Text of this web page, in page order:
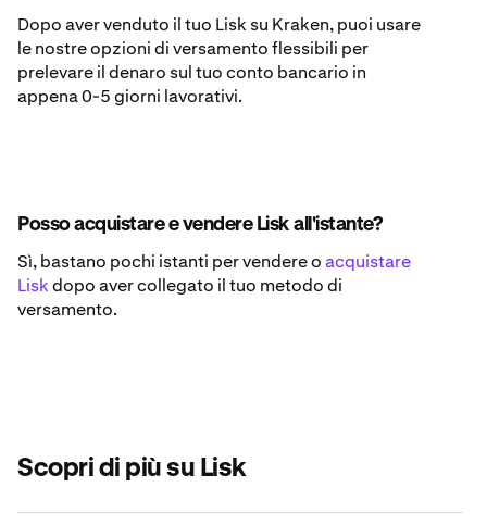
Dopo aver venduto il tuo Lisk su Kraken, puoi usare
le nostre opzioni di versamento flessibili per
prelevare il denaro sul tuo conto bancario in
appena 0-5 giorni lavorativi.
Posso acquistare e vendere Lisk all'istante?
Sì, bastano pochi istanti per vendere oacquistare
Liskdopo aver collegato il tuo metodo di
versamento.
Scopri di più su Lisk